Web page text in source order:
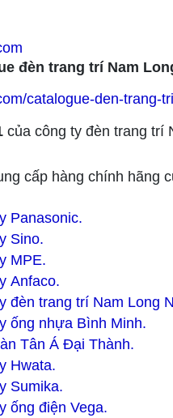
đèn trang trí Nam
catalogue-den-trang-
của công ty đèn trang trí
cấp hàng chính hãng
Panasonic.
Sino.
MPE.
Anfaco.
đèn trang trí Nam Long
ống nhựa Bình Minh.
Tân Á Đại Thành.
Hwata.
Sumika.
ống điện Vega.